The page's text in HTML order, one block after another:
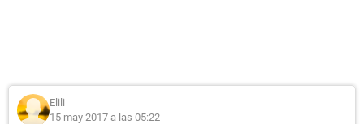
Elili
15 may 2017 a las 05:22